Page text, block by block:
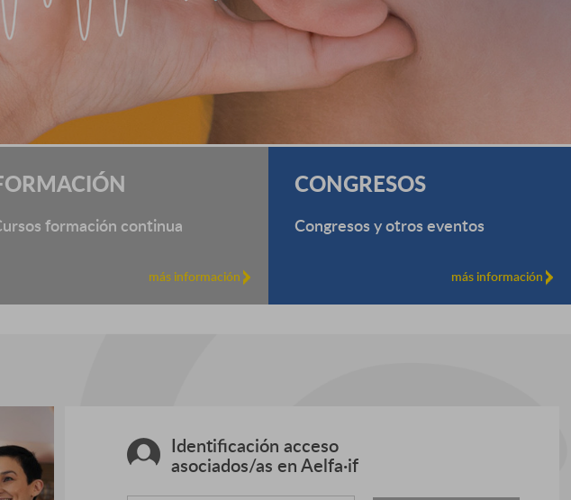
formación continua
más información
CONGRESOS
Congresos y otros eventos
más información
Identificación acceso
asociados/as en Aelfa·if